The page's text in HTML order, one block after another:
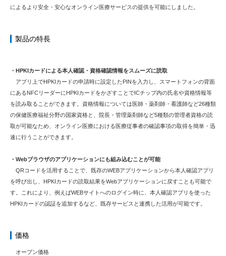
によるより安全・安心なオンライン医療サービスの提供を可能にしました。
製品の特長
・HPKIカードによる本人確認・資格確認情報をスムーズに読取
アプリ上でHPKIカードの申請時に設定したPINを入力し、スマートフォンの背面
にあるNFCリーダーにHPKIカードをかざすことでICチップ内の氏名や資格情報等
を読み取ることができます。資格情報については医師・薬剤師・看護師など26種類
の保健医療福祉分野の国家資格と、院長・管理薬剤師など5種類の管理者資格の読
取が可能なため、オンライン医療における医療従事者の確認事項の取得を簡単・迅
速に行うことができます。
・Webブラウザのアプリケーションにも組み込むことが可能
QRコードを活用することで、既存のWEBアプリケーションから本人確認アプリ
を呼び出し、HPKIカードの読取結果をWebアプリケーションに戻すことも可能で
す。これにより、例えばWEBサイトへのログイン時に、本人確認アプリを使った
HPKIカードの認証を追加するなど、既存サービスと連携した活用が可能です。
価格
オープン価格